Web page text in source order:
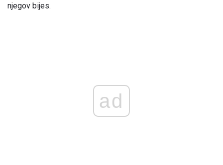
njegov bijes.
ad